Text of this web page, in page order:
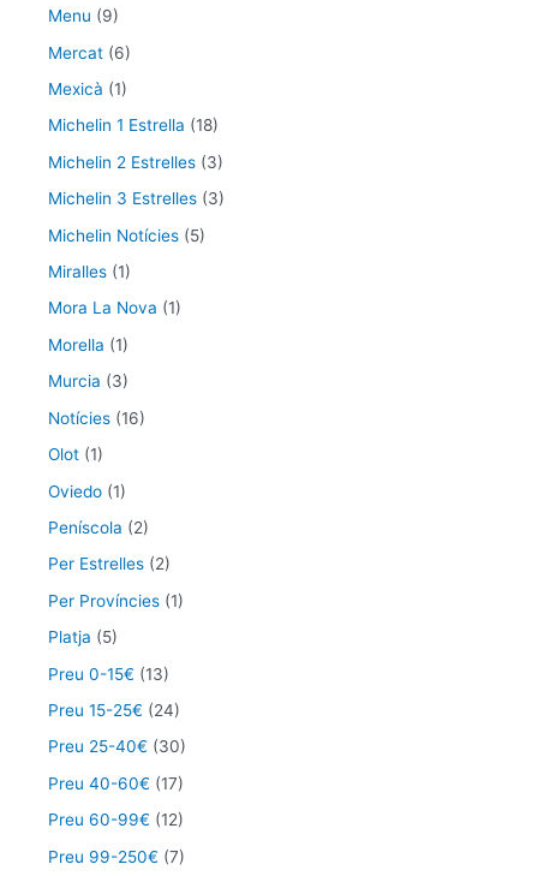
Menu (9)
Mercat (6)
Mexicà (1)
Michelin 1 Estrella (18)
Michelin 2 Estrelles (3)
Michelin 3 Estrelles (3)
Michelin Notícies (5)
Miralles (1)
Mora La Nova (1)
Morella (1)
Murcia (3)
Notícies (16)
Olot (1)
Oviedo (1)
Peníscola (2)
Per Estrelles (2)
Per Províncies (1)
Platja (5)
Preu 0-15€ (13)
Preu 15-25€ (24)
Preu 25-40€ (30)
Preu 40-60€ (17)
Preu 60-99€ (12)
Preu 99-250€ (7)